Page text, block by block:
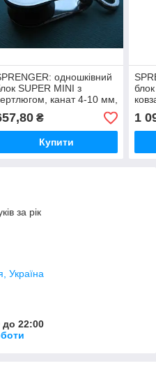
одношківний
SUPER MINI з
канат 4-10 мм,
сталь А2 (AISI
₴
Купити
1
за рік
Україна
до 22:00